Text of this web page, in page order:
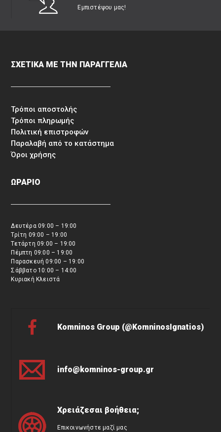
Εμπιστέψου μας!
ΣΧΕΤΙΚΑ ΜΕ ΤΗΝ ΠΑΡΑΓΓΕΛΙΑ
Τρόποι αποστολής
Τρόποι πληρωμής
Πολιτική επιστροφών
Παραλαβή από το κατάστημα
Όροι χρήσης
ΩΡΑΡΙΟ
Δευτέρα 09:00 – 19:00
Τρίτη 09:00 – 19:00
Τετάρτη 09:00 – 19:00
Πέμπτη 09:00 – 19:00
Παρασκευή 09:00 – 19:00
Σάββατο 10:00 – 14:00
Κυριακή Κλειστά
Komninos Group (@KomninosIgnatios)
info@komninos-group.gr
Χρειάζεσαι βοήθεια;
Επικοινωνήστε μαζί μας